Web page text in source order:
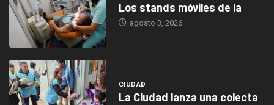
Los stands móviles de la
agosto 3, 2026
CIUDAD
La Ciudad lanza una colecta